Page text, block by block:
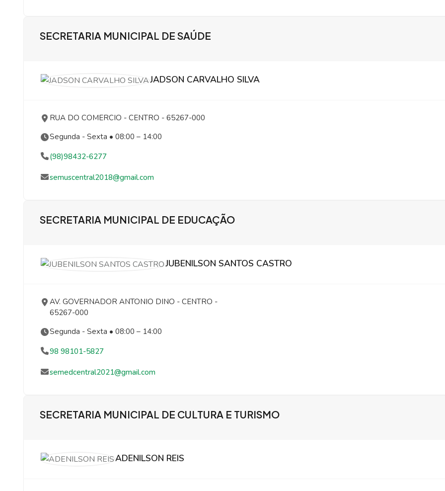
SECRETARIA MUNICIPAL DE SAÚDE
JADSON CARVALHO SILVA
RUA DO COMERCIO - CENTRO - 65267-000
Segunda - Sexta • 08:00 – 14:00
(98)98432-6277
semuscentral2018@gmail.com
SECRETARIA MUNICIPAL DE EDUCAÇÃO
JUBENILSON SANTOS CASTRO
AV. GOVERNADOR ANTONIO DINO - CENTRO -
65267-000
Segunda - Sexta • 08:00 – 14:00
98 98101-5827
semedcentral2021@gmail.com
SECRETARIA MUNICIPAL DE CULTURA E TURISMO
ADENILSON REIS